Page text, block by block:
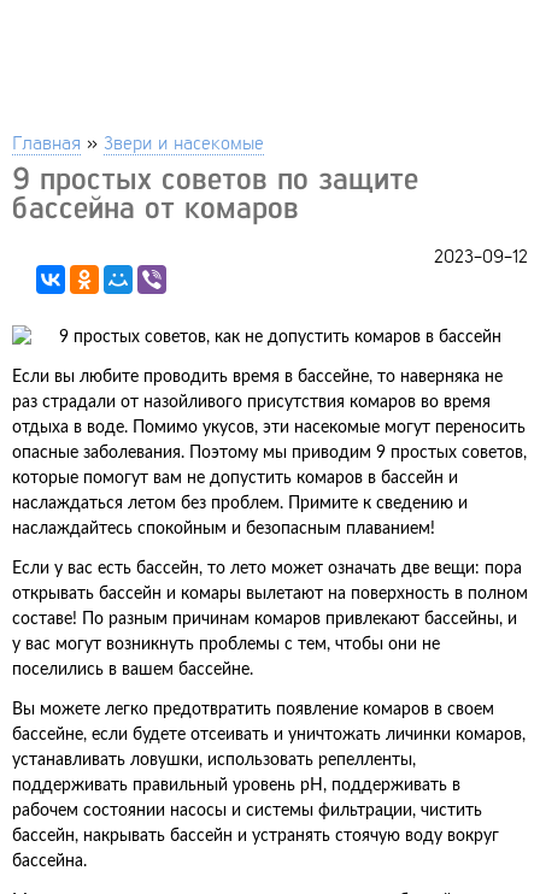
Главная » Звери и насекомые
9 простых советов по защите
бассейна от комаров
2023-09-12
Если вы любите проводить время в бассейне, то наверняка не
раз страдали от назойливого присутствия комаров во время
отдыха в воде. Помимо укусов, эти насекомые могут переносить
опасные заболевания. Поэтому мы приводим 9 простых советов,
которые помогут вам не допустить комаров в бассейн и
наслаждаться летом без проблем. Примите к сведению и
наслаждайтесь спокойным и безопасным плаванием!
Если у вас есть бассейн, то лето может означать две вещи: пора
открывать бассейн и комары вылетают на поверхность в полном
составе! По разным причинам комаров привлекают бассейны, и
у вас могут возникнуть проблемы с тем, чтобы они не
поселились в вашем бассейне.
Вы можете легко предотвратить появление комаров в своем
бассейне, если будете отсеивать и уничтожать личинки комаров,
устанавливать ловушки, использовать репелленты,
поддерживать правильный уровень pH, поддерживать в
рабочем состоянии насосы и системы фильтрации, чистить
бассейн, накрывать бассейн и устранять стоячую воду вокруг
бассейна.